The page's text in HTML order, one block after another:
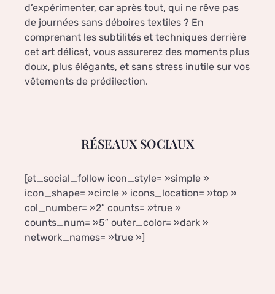
d’expérimenter, car après tout, qui ne rêve pas
de journées sans déboires textiles ? En
comprenant les subtilités et techniques derrière
cet art délicat, vous assurerez des moments plus
doux, plus élégants, et sans stress inutile sur vos
vêtements de prédilection.
RÉSEAUX SOCIAUX
[et_social_follow icon_style= »simple »
icon_shape= »circle » icons_location= »top »
col_number= »2″ counts= »true »
counts_num= »5″ outer_color= »dark »
network_names= »true »]